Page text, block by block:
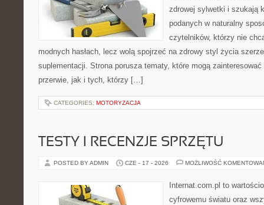
zdrowej sylwetki i szukają
podanych w naturalny
czytelników, którzy nie
modnych hasłach, lecz wolą spojrzeć na zdrowy styl życia
suplementacji. Strona porusza tematy, które mogą
przerwie, jak i tych, którzy […]
CATEGORIES: MOTORYZACJA
TESTY I RECENZJE SPRZĘTU
POSTED BY ADMIN CZE - 17 - 2026 MOŻLIWOŚĆ
Internat.com.pl to
cyfrowemu światu oraz